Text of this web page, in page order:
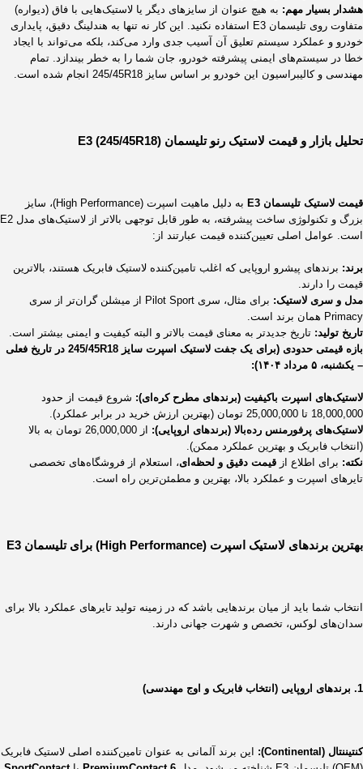
هشدار بسیار مهم: به هیچ عنوان از سایزهای دیگر یا لاستیک‌هایی با فاق (دیواره)
متفاوت روی تلیسمان E3 استفاده نکنید. این کار نه تنها به هندلینگ دقیق، پایداری
خودرو و عملکرد سیستم تعلیق آن آسیب جدی وارد می‌کند، بلکه می‌تواند با ایجاد
خطا در سیستم‌های ایمنی پیشرفته خودرو، جان شما را به خطر بیندازد. تمام
مهندسی و کالیبراسیون این خودرو بر اساس سایز
245/45R18 انجام شده است.
تحلیل بازار و قیمت لاستیک رنو تلیسمان E3 ( 245/45R18)
قیمت لاستیک تلیسمان E3
به دلیل ماهیت اسپرت (High Performance)، سایز
بزرگ و تکنولوژی ساخت پیشرفته، به طور قابل توجهی بالاتر از لاستیک‌های مدل E2
است. عوامل اصلی تعیین‌کننده قیمت عبارتند از:
برند: برندهای پیشرو اروپایی که اغلب تامین‌کننده لاستیک فابریک هستند، بالاترین
قیمت را دارند.
مدل و سری لاستیک:
برای مثال، سری Pilot Sport از میشلن گران‌تر از سری
Primacy همان برند است.
تاریخ تولید: تاریخ جدیدتر به معنای قیمت بالاتر و البته کیفیت و ایمنی بیشتر است.
بازه قیمتی حدودی (برای یک جفت لاستیک اسپرت سایز
245/45R18
در تاریخ فعلی
– یکشنبه، ۵ مرداد ۱۴۰۴):
لاستیک‌های اسپرت باکیفیت (برندهای مطرح کره‌ای): شروع قیمت از حدود
18,000,000 تا 25,000,000 تومان (بهترین ارزش خرید در برابر عملکرد).
لاستیک‌های پرفورمنس رده‌بالا (برندهای اروپایی):
از 26,000,000 تومان به بالا
(انتخاب فابریک و بهترین عملکرد ممکن).
نکته: برای اطلاع از قیمت دقیق و لحظه‌ای، استعلام از فروشگاه‌های تخصصی
تایرهای اسپرت و عملکرد بالا، بهترین و مطمئن‌ترین راه است.
بهترین برندهای لاستیک اسپرت (High Performance) برای تلیسمان E3
انتخاب شما باید از میان برندهایی باشد که در زمینه تولید تایرهای عملکرد بالا برای
سدان‌های لوکس، تخصص و شهرت جهانی دارند.
1. برندهای اروپایی (انتخاب فابریک و اوج مهندسی)
کنتیننتال (Continental):
این برند آلمانی به عنوان تامین‌کننده اصلی لاستیک فابریک